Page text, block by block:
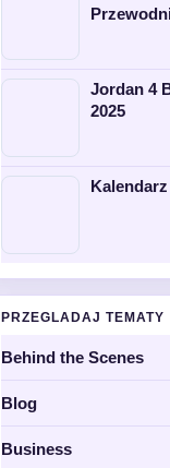
Jordan 4
2025
PRZEGLADAJ TEMATY
Behind the Scenes
Blog
Business